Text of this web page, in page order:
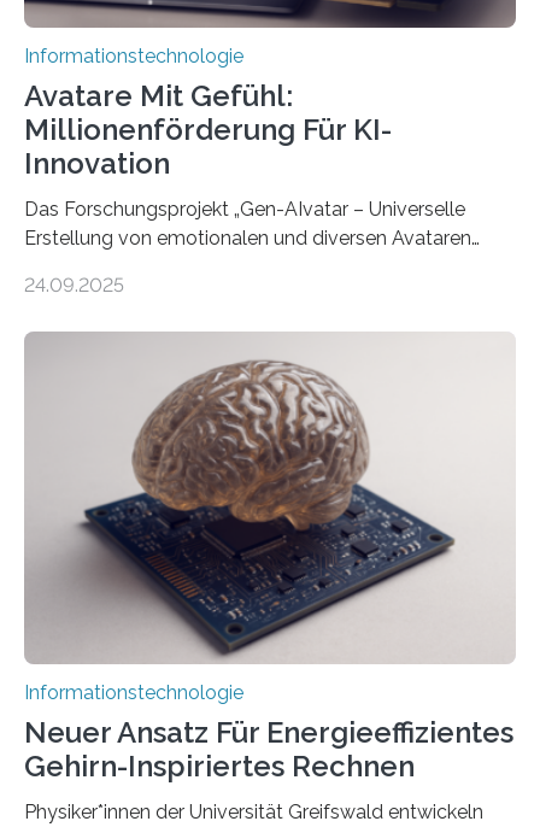
Informationstechnologie
Avatare Mit Gefühl:
Millionenförderung Für KI-
Innovation
Das Forschungsprojekt „Gen-AIvatar – Universelle
Erstellung von emotionalen und diversen Avataren
Förderung in Höhe von rund 2 Millionen Euro. Dabei
der MindPort GmbH eine neuartige, KI-gestützte
Lösung zur Erzeugung von Emotionen für realistische
Avatare. Gen-AIvatar entwickelt innovative und
kosteneffiziente Methoden, um lebensechte Avatare zu
erstellen. „Besonders wichtig ist uns eine ganzheitliche
Animation, bei der Stimme, Körperbewegung, Gestik
und Mimik im Einklang sind…
24.09.2025
Informationstechnologie
Neuer Ansatz Für Energieeffizientes
Gehirn-Inspiriertes Rechnen
Physiker*innen der Universität Greifswald entwickeln